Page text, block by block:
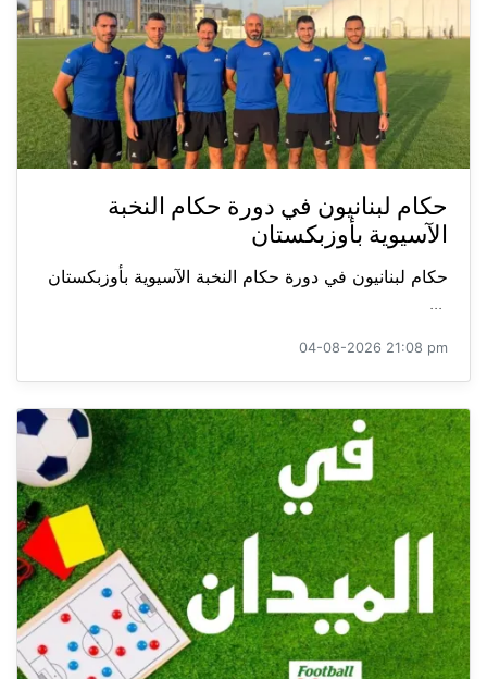
حكام لبنانيون في دورة حكام النخبة
الآسيوية بأوزبكستان
حكام لبنانيون في دورة حكام النخبة الآسيوية بأوزبكستان
...
04-08-2026 21:08 pm